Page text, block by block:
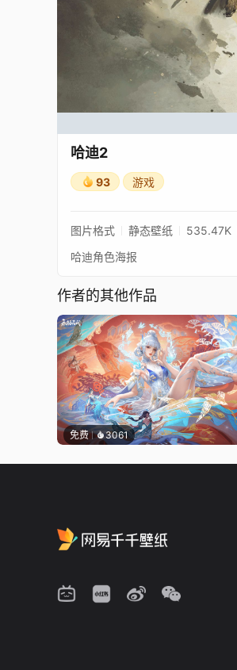
哈迪2
93 游戏
图片格式 静态壁纸 535.47K
哈迪角色海报
作者的其他作品
免费 3061